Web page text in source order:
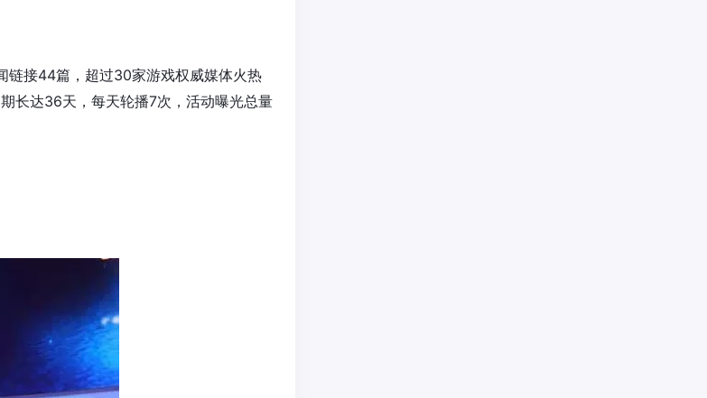
链接44篇，超过30家游戏权威媒体火热
长达36天，每天轮播7次，活动曝光总量